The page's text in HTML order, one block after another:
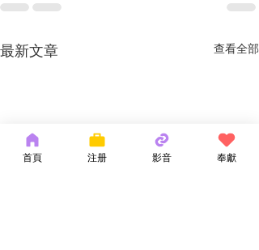
最新文章 查看全部
首頁 注册 影音 奉獻